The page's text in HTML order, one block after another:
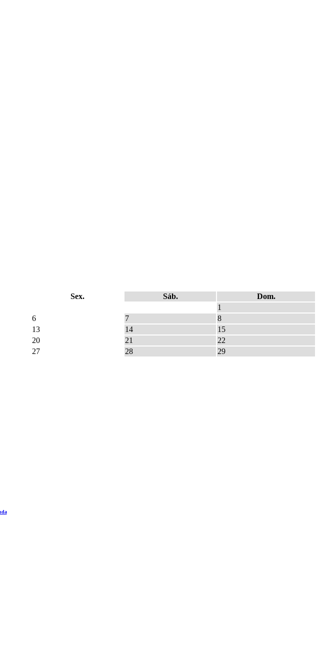
Sex. Sáb.
Dom.
1
6 7
8
13 14
15
20 21
22
27 28
29